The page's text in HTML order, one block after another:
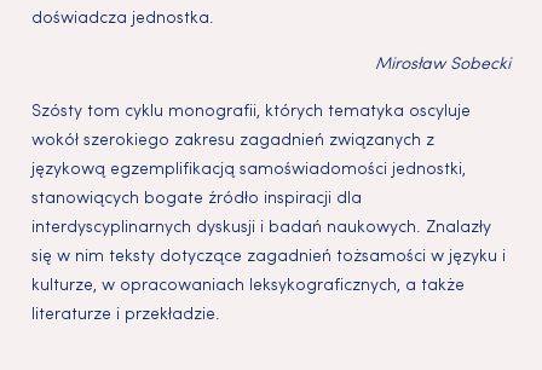
doświadcza jednostka.
Mirosław Sobecki
Szósty tom cyklu monografii, których tematyka oscyluje
wokół szerokiego zakresu zagadnień związanych z
językową egzemplifikacją samoświadomości jednostki,
stanowiących bogate źródło inspiracji dla
interdyscyplinarnych dyskusji i badań naukowych. Znalazły
się w nim teksty dotyczące zagadnień tożsamości w języku i
kulturze, w opracowaniach leksykograficznych, a także
literaturze i przekładzie.